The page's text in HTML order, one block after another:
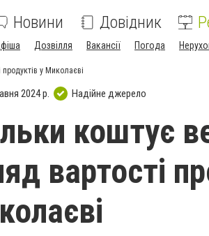
Новини Довідник
Дозвілля Вакансії Погода
у Миколаєві
2024 р. Надійне джерело
коштує
вартості